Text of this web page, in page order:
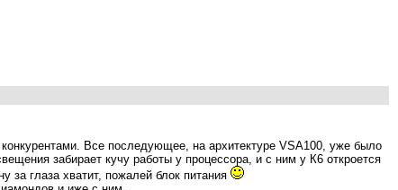
Все последующее, на архитектуре VSA100, уже было
забирает кучу работы у процессора, и с ним у К6 откроется
за глаза хватит, пожалей блок питания